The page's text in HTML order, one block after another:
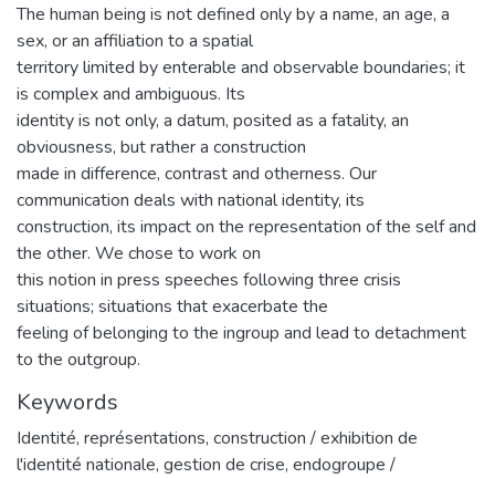
The human being is not defined only by a name, an age, a
sex, or an affiliation to a spatial
territory limited by enterable and observable boundaries; it
is complex and ambiguous. Its
identity is not only, a datum, posited as a fatality, an
obviousness, but rather a construction
made in difference, contrast and otherness. Our
communication deals with national identity, its
construction, its impact on the representation of the self and
the other. We chose to work on
this notion in press speeches following three crisis
situations; situations that exacerbate the
feeling of belonging to the ingroup and lead to detachment
to the outgroup.
Keywords
Identité, représentations, construction / exhibition de
l'identité nationale, gestion de crise, endogroupe /